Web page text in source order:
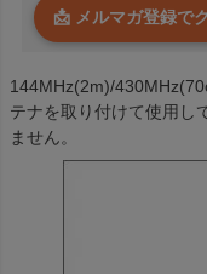
📩 メルマガ登録で
144MHz(2m)/
テナを取り付けて使用し
ません。